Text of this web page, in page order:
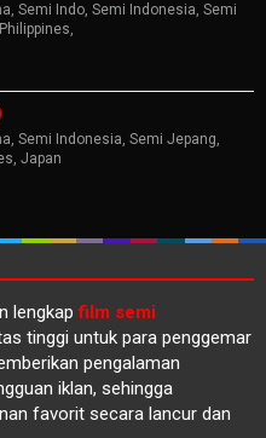
, Semi Indo, Semi Indonesia, Semi
,
, Semi Indonesia, Semi Jepang,
, Japan
lengkapfilm semi
tinggi untuk para penggemar
pengalaman
iklan, sehingga
favorit secara lancur dan